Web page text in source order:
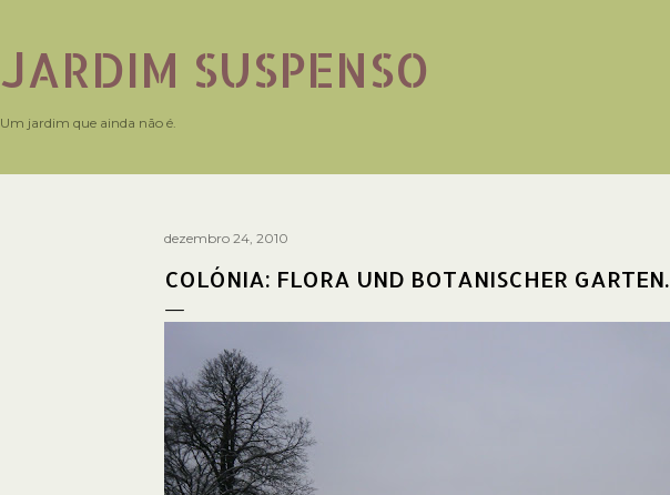
JARDIM SUSPENSO
Um jardim que ainda não é.
dezembro 24, 2010
COLÓNIA: FLORA UND BOTANISCHER GARTEN.